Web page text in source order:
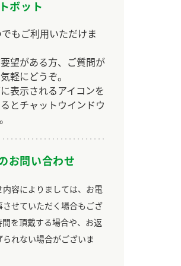
ボット
もご利用いただけま
望がある方、ご質問が
軽にどうぞ。
表示されるアイコンを
とチャットウインドウ
お問い合わせ
内容によりましては、お電
させていただく場合もござ
間を頂戴する場合や、お返
れない場合がございま